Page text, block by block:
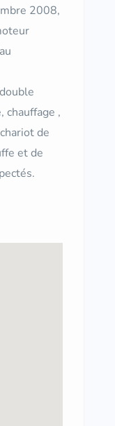
2008,
chauffage ,
de
et de